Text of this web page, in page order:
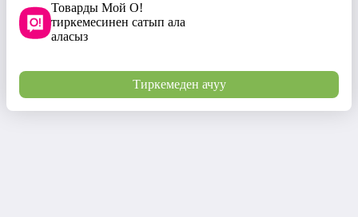
Товарды Мой О!
тиркемесинен сатып ала
аласыз
Тиркемеден ачуу